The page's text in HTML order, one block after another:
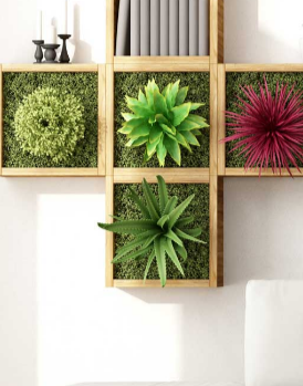
de elementos de diseño como
atemporal y sin